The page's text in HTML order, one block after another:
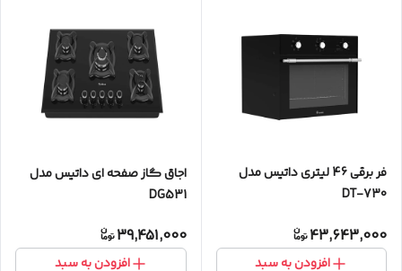
فر برقی 46 لیتری داتیس مدل
DT-730
43,643,000
افزودن به سبد
اجاق گاز صفحه ای داتیس مدل
DG531
39,451,000
افزودن به سبد